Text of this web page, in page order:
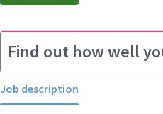
Find out how well
Job description